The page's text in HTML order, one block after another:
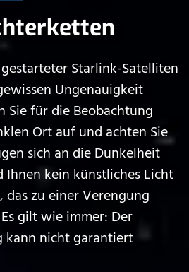
Starlink-Satelliten
Ungenauigkeit
Sie für die Beobachtung
Ort auf und achten Sie
sich an die Dunkelheit
kein künstliches Licht
zu einer Verengung
gilt wie immer: Der
kann nicht garantiert